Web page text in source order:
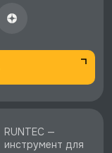
RUNTEC —
инструмент для